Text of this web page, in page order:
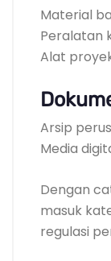
Material
Peralatan
Alat
Arsip
Media
Dengan
masuk
regulasi